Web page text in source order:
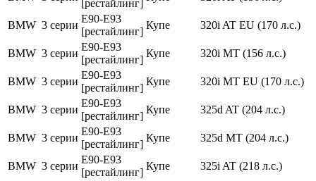
[рестайлинг]
BMW 3 серии
E90-E93
[рестайлинг]
Купе 320i AT EU (170 л.с.)
BMW 3 серии
E90-E93
[рестайлинг]
Купе 320i MT (156 л.с.)
BMW 3 серии
E90-E93
[рестайлинг]
Купе 320i MT EU (170 л.с.)
BMW 3 серии
E90-E93
[рестайлинг]
Купе 325d AT (204 л.с.)
BMW 3 серии
E90-E93
[рестайлинг]
Купе 325d MT (204 л.с.)
BMW 3 серии
E90-E93
[рестайлинг]
Купе 325i AT (218 л.с.)